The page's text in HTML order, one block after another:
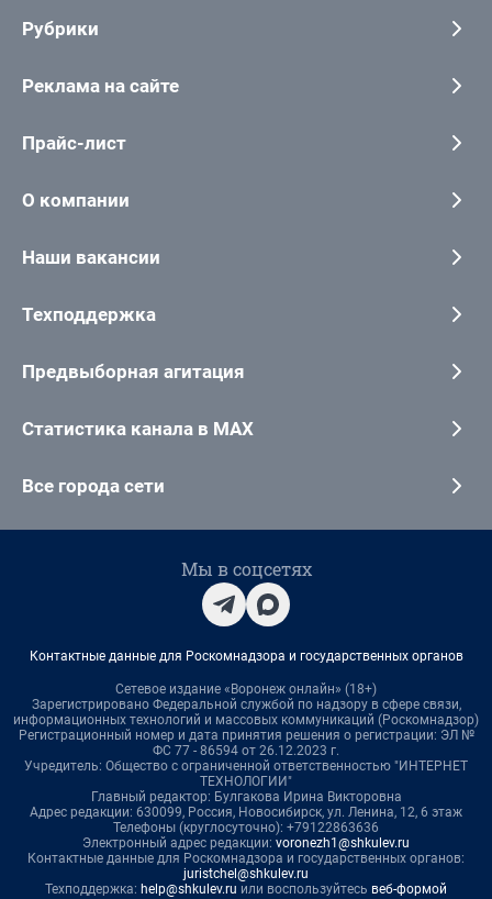
Рубрики
Реклама на сайте
Прайс-лист
О компании
Наши вакансии
Техподдержка
Предвыборная агитация
Статистика канала в MAX
Все города сети
Мы в соцсетях
Контактные данные для Роскомнадзора и государственных органов
Сетевое издание «Воронеж онлайн» (18+)
Зарегистрировано Федеральной службой по надзору в сфере связи,
информационных технологий и массовых коммуникаций (Роскомнадзор)
Регистрационный номер и дата принятия решения о регистрации: ЭЛ №
ФС 77 - 86594 от 26.12.2023 г.
Учредитель: Общество с ограниченной ответственностью "ИНТЕРНЕТ
ТЕХНОЛОГИИ"
Главный редактор: Булгакова Ирина Викторовна
Адрес редакции: 630099, Россия, Новосибирск, ул. Ленина, 12, 6 этаж
Телефоны (круглосуточно): +79122863636
Электронный адрес редакции: voronezh1@shkulev.ru
Контактные данные для Роскомнадзора и государственных органов:
juristchel@shkulev.ru
Техподдержка: help@shkulev.ru или воспользуйтесь веб-формой